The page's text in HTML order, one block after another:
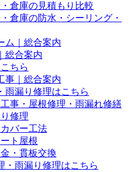
倉庫の見積もり比較
倉庫の防水・シーリング・
ム｜総合案内
総合案内
ちら
事｜総合案内
雨漏り修理はこちら
事・屋根修理・雨漏れ修繕
修理
バー工法
ト屋根
・貫板交換
・雨漏り修理はこちら